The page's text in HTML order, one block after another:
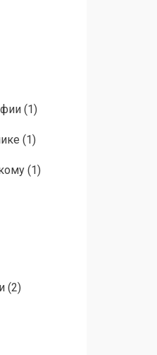
(1)
(1)
(1)
(2)